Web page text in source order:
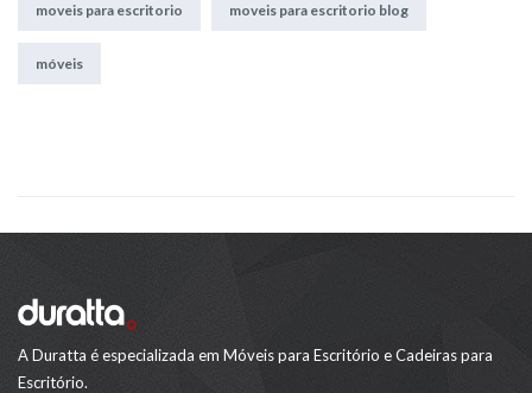
moveis para escritorio moveis para escritorio blog
móveis
A Duratta é especializada em Móveis para Escritório e Cadeiras para
Escritório.